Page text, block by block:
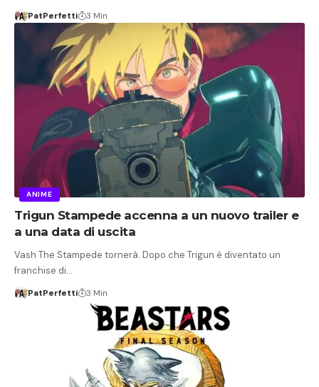
PatPerfetti 3 Min
ANIME
Trigun Stampede accenna a un nuovo trailer e
a una data di uscita
Vash The Stampede tornerà. Dopo che Trigun è diventato un
franchise di…
PatPerfetti 3 Min